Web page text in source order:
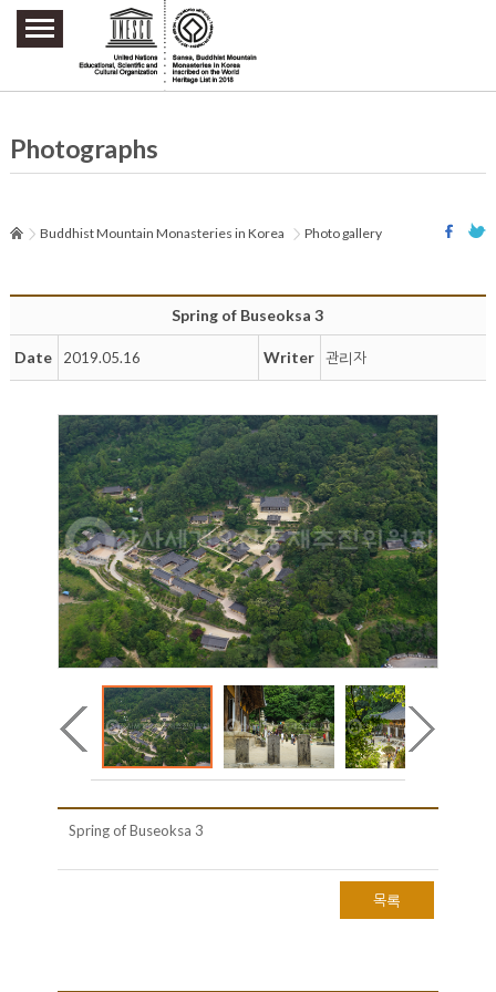
주요메뉴 바로가기
본문 바로가기
하단메뉴 바로가기
Photographs
Buddhist Mountain Monasteries in Korea Photo gallery
Spring of Buseoksa 3
Date 2019.05.16 Writer 관리자
Spring of Buseoksa 3
목록